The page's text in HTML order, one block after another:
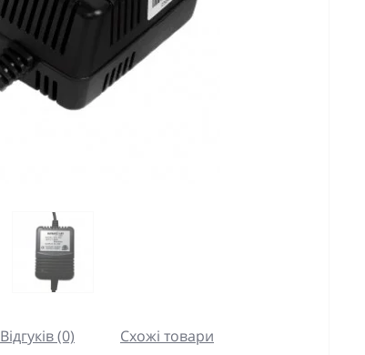
Відгуків (0) Схожі товари